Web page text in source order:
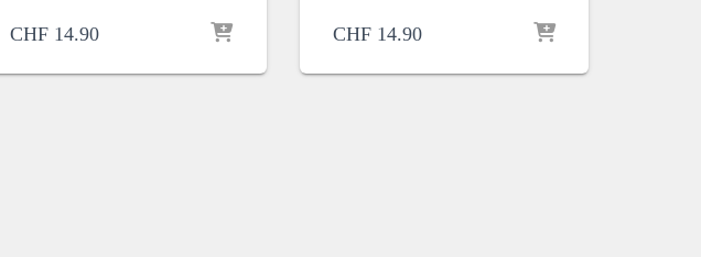
CHF 14.90 CHF14.90